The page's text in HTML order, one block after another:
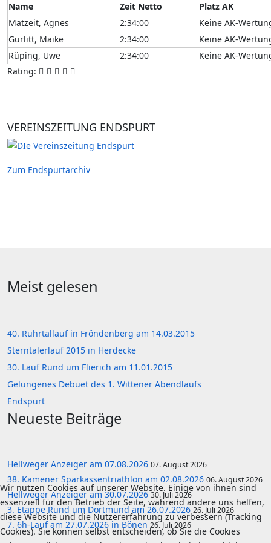
Name Zeit Netto
Platz AK
Matzeit, Agnes
2:34:00
Keine AK-
Gurlitt, Maike
2:34:00
Keine AK-
Rüping, Uwe
2:34:00
Keine AK-
Rating:
VEREINSZEITUNG ENDSPURT
Zum Endspurtarchiv
Meist gelesen
40. Ruhrtallauf in Fröndenberg am 14.03.2015
Sterntalerlauf 2015 in Herdecke
30. Lauf Rund um Flierich am 11.01.2015
Gelungenes Debuet des 1. Wittener Abendlaufs
Endspurt
Neueste Beiträge
Hellweger Anzeiger am 07.08.2026 07. August 2026
38. Kamener Sparkassentriathlon am 02.08.2026 06. August 2026
Hellweger Anzeiger am 30.07.202630. Juli 2026
3. Etappe Rund um Dortmund am 26.07.2026 26. Juli 2026
7. 6h-Lauf am 27.07.2026 in Bönen 26. Juli 2026
Wir nutzen Cookies auf unserer Website. Einige von ihnen sind
essenziell für den Betrieb der Seite, während andere uns helfen,
diese Website und die Nutzererfahrung zu verbessern (Tracking
Cookies). Sie können selbst entscheiden, ob Sie die Cookies